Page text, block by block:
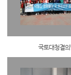
국토대청결